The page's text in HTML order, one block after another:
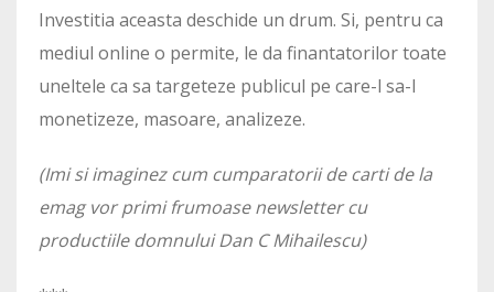
Investitia aceasta deschide un drum. Si, pentru ca
mediul online o permite, le da finantatorilor toate
uneltele ca sa targeteze publicul pe care-l sa-l
monetizeze, masoare, analizeze.
(Imi si imaginez cum cumparatorii de carti de la
emag vor primi frumoase newsletter cu
productiile domnului Dan C Mihailescu)